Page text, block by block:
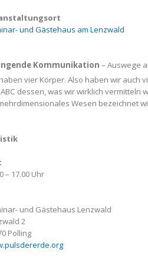
und Gästehaus am Lenzwald
Kommunikation – Auswege
vier Körper. Also haben wir auch
dessen, was wir wirklich vermitteln
Wesen bezeichnet
– 17.00 Uhr
und Gästehaus Lenzwald
2
Polling